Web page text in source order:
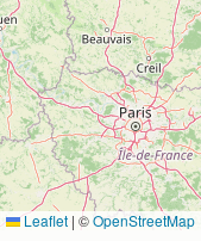
Leaflet | ©OpenStreetMap